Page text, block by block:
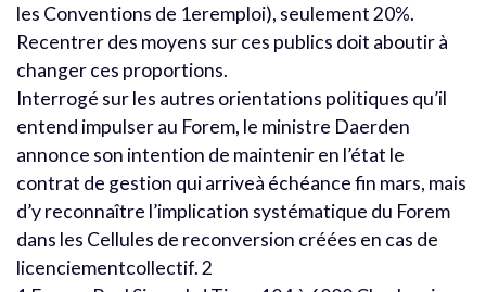
les Conventions de 1eremploi), seulement 20%.
Recentrer des moyens sur ces publics doit aboutir à
changer ces proportions.
Interrogé sur les autres orientations politiques qu’il
entend impulser au Forem, le ministre Daerden
annonce son intention de maintenir en l’état le
contrat de gestion qui arriveà échéance fin mars, mais
d’y reconnaître l’implication systématique du Forem
dans les Cellules de reconversion créées en cas de
licenciementcollectif. 2